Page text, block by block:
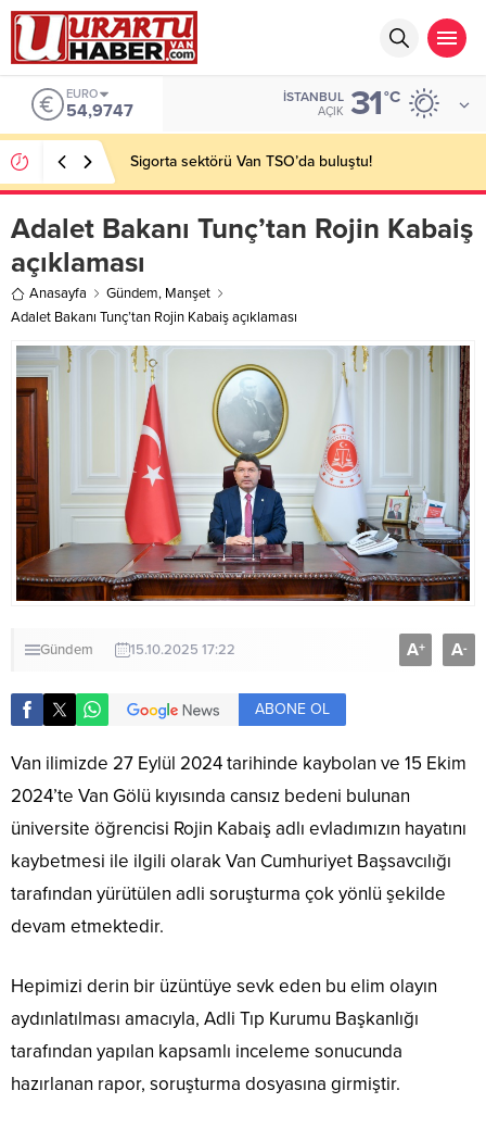
EURO
54,9747
İSTANBUL
AÇIK 31°C
Sigorta sektörü Van TSO’da buluştu!
Adalet Bakanı Tunç’tan Rojin Kabaiş
açıklaması
Anasayfa Gündem, Manşet
Adalet Bakanı Tunç’tan Rojin Kabaiş açıklaması
Gündem 15.10.2025 17:22 A+ A-
ABONE OL
Van ilimizde 27 Eylül 2024 tarihinde kaybolan ve 15 Ekim
2024’te Van Gölü kıyısında cansız bedeni bulunan
üniversite öğrencisi Rojin Kabaiş adlı evladımızın hayatını
kaybetmesi ile ilgili olarak Van Cumhuriyet Başsavcılığı
tarafından yürütülen adli soruşturma çok yönlü şekilde
devam etmektedir.
Hepimizi derin bir üzüntüye sevk eden bu elim olayın
aydınlatılması amacıyla, Adli Tıp Kurumu Başkanlığı
tarafından yapılan kapsamlı inceleme sonucunda
hazırlanan rapor, soruşturma dosyasına girmiştir.